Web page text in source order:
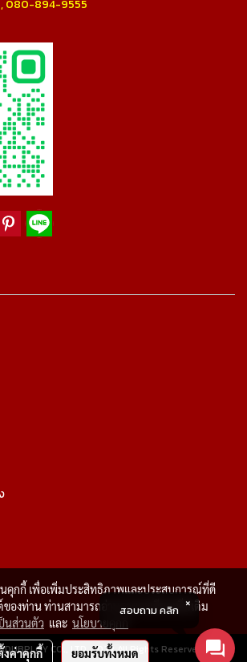
,080-894-9555
CO., LTD. 2022 All Rights Reserved.
นคุกกี้ เพื่อเพิ่มประสิทธิภาพและประสบการณ์ที่ดี
ของท่าน ท่านสามารถอ่านรายละเอียดเพิ่มเติม
นส่วนตัว และ นโยบายคุกกี้
งค่าคุกกี้ ยอมรับทั้งหมด
สอบถาม คลิก